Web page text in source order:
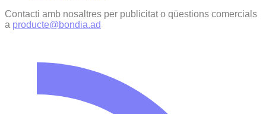
Contacti amb nosaltres per publicitat o qüestions comercials
a producte@bondia.ad